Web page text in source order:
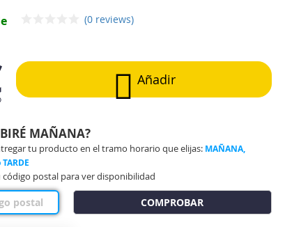
(0 reviews)
Añadir
MAÑANA?
tu producto en el tramo horario que elijas: MAÑANA,
postal para ver disponibilidad
COMPROBAR